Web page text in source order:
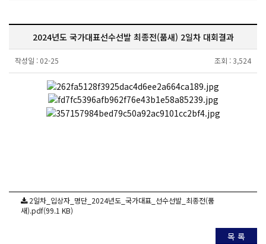
2024년도 국가대표선수선발 최종전(품새) 2일차 대회결과
작성일 : 02-25 조회 : 3,524
2일차_입상자_명단_2024년도_국가대표_선수선발_최종전(품
새).pdf(99.1 KB)
목 록